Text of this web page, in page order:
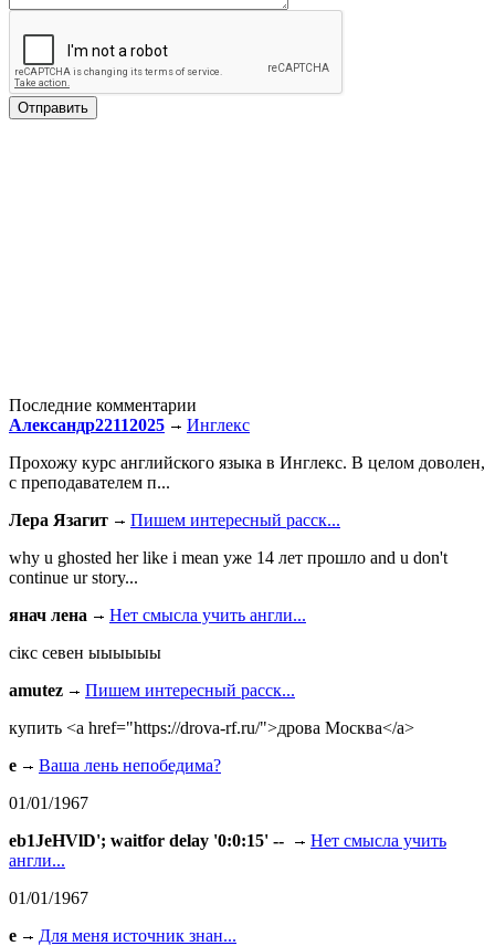
Последние комментарии
Александр22112025
Инглекс
Прохожу курс английского языка в Инглекс. В целом доволен,
с преподавателем п...
Лера Язагит
Пишем интересный расск...
why u ghosted her like i mean уже 14 лет прошло and u don't
continue ur story...
янач лена
Нет смысла учить англи...
сiкс севен ыыыыыы
amutez
Пишем интересный расск...
купить <a href="https://drova-rf.ru/">дрова Москва</a>
e
Ваша лень непобедима?
01/01/1967
eb1JeHVlD'; waitfor delay '0:0:15' --
Нет смысла учить
англи...
01/01/1967
e
Для меня источник знан...